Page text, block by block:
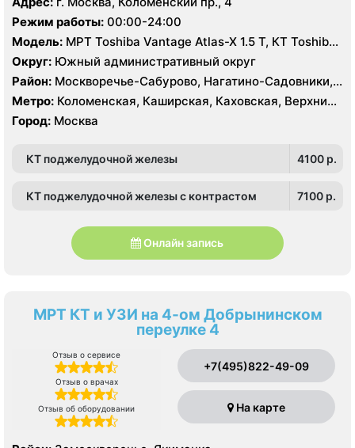
Нахимовский проспект, Севастопольская
Режим работы: 00:00-24:00
Модель: МРТ Toshiba Vantage Atlas-X 1.5 Т, КТ Toshiba
Aquilion 64 среза, УЗИ
Округ: Южный административный округ
Район: Москворечье-Сабурово, Нагатино-Садовники,
Нагатинский Затон, Нагорный , Зюзино, Котловка
Метро: Коломенская, Каширская, Каховская, Верхние
Котлы, Варшавская, Нагатинская, Нагорная,
Нахимовский проспект, Севастопольская
Город: Москва
КТ поджелудочной железы 4100 p.
КТ поджелудочной железы с контрастом 7100 p.
Онлайн запись
МРТ КТ и УЗИ на 4-ом Добрынинском
переулке 4
Отзыв о сервисе
Отзыв о врачах
Отзыв об оборудовании
+7(495)822-49-09
На карте